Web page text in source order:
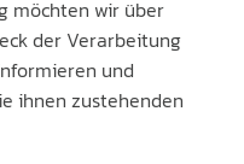
möchten wir über
der Verarbeitung
und
ihnen zustehenden